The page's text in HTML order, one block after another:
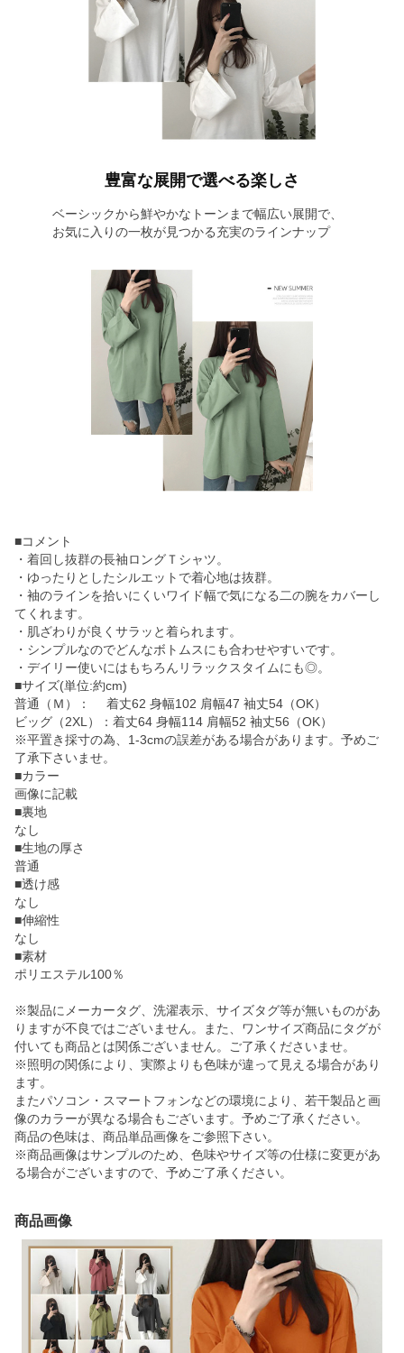
豊富な展開で選べる楽しさ
ベーシックから鮮やかなトーンまで幅広い展開で、
お気に入りの一枚が見つかる充実のラインナップ
■コメント
・着回し抜群の長袖ロングＴシャツ。
・ゆったりとしたシルエットで着心地は抜群。
・袖のラインを拾いにくいワイド幅で気になる二の腕をカバーし
てくれます。
・肌ざわりが良くサラッと着られます。
・シンプルなのでどんなボトムスにも合わせやすいです。
・デイリー使いにはもちろんリラックスタイムにも◎。
■サイズ(単位:約cm)
普通（Ｍ）： 着丈62 身幅102 肩幅47 袖丈54（OK）
ビッグ（2XL）：着丈64 身幅114 肩幅52 袖丈56（OK）
※平置き採寸の為、1-3cmの誤差がある場合があります。予めご
了承下さいませ。
■カラー
画像に記載
■裏地
なし
■生地の厚さ
普通
■透け感
なし
■伸縮性
なし
■素材
ポリエステル100％
※製品にメーカータグ、洗濯表示、サイズタグ等が無いものがあ
りますが不良ではございません。また、ワンサイズ商品にタグが
付いても商品とは関係ございません。ご了承くださいませ。
※照明の関係により、実際よりも色味が違って見える場合があり
ます。
またパソコン・スマートフォンなどの環境により、若干製品と画
像のカラーが異なる場合もございます。予めご了承ください。
商品の色味は、商品単品画像をご参照下さい。
※商品画像はサンプルのため、色味やサイズ等の仕様に変更があ
る場合がございますので、予めご了承ください。
商品画像